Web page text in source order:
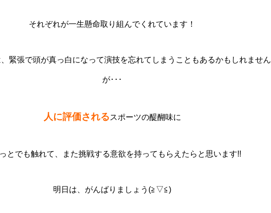
それぞれが一生懸命取り組んでくれています！
緊張で頭が真っ白になって演技を忘れてしまうこともあるかもしれません
が･･･
人に評価されるスポーツの醍醐味に
とでも触れて、また挑戦する意欲を持ってもらえたらと思います!!
明日は、がんばりましょう(≧▽≦)